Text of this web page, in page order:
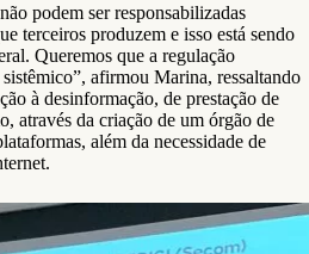
podem ser responsabilizadas
terceiros produzem e isso está sendo
Queremos que a regulação
afirmou Marina, ressaltando
à desinformação, de prestação de
através da criação de um órgão de
além da necessidade de